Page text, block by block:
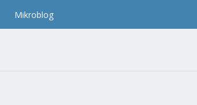
Mikroblog